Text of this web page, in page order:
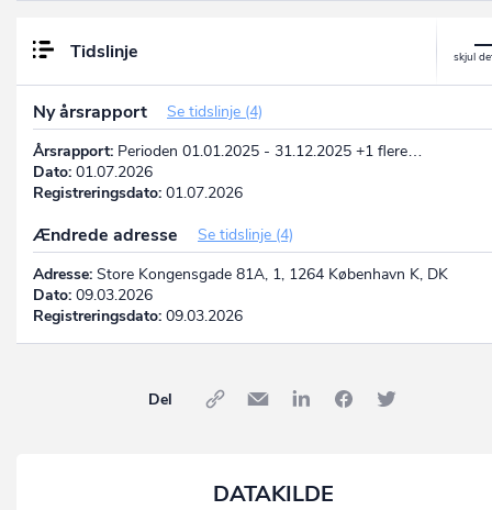
Tidslinje
Ny årsrapport
Se tidslinje (4)
Årsrapport: Perioden 01.01.2025 - 31.12.2025 +1 flere…
Dato: 01.07.2026
Registreringsdato: 01.07.2026
Ændrede adresse
Se tidslinje (4)
Adresse: Store Kongensgade 81A, 1, 1264 København K, DK
Dato: 09.03.2026
Registreringsdato: 09.03.2026
Del
DATAKILDE